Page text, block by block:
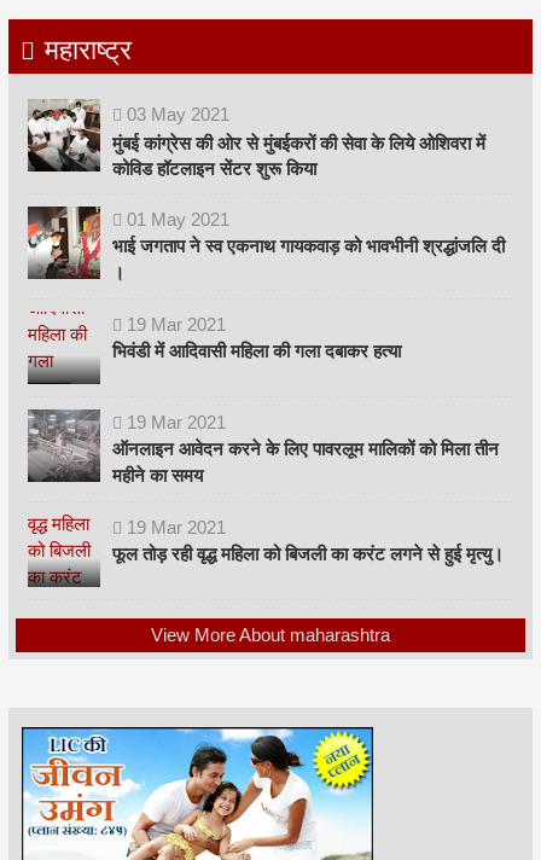
महाराष्ट्र
03 May 2021
मुंबई कांग्रेस की ओर से मुंबईकरों की सेवा के लिये ओशिवरा में
कोविड हॉटलाइन सेंटर शुरू किया
01 May 2021
भाई जगताप ने स्व एकनाथ गायकवाड़ को भावभीनी श्रद्धांजलि दी
।
19 Mar 2021
भिवंडी में आदिवासी महिला की गला दबाकर हत्या
19 Mar 2021
ऑनलाइन आवेदन करने के लिए पावरलूम मालिकों को मिला तीन
महीने का समय
19 Mar 2021
फूल तोड़ रही वृद्ध महिला को बिजली का करंट लगने से हुई मृत्यु।
View More About maharashtra